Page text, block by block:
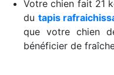
Votre chien fait 21
du tapis
que votre chien
bénéficier de